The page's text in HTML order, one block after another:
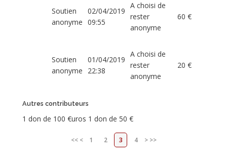
Soutien
anonyme
02/04/2019
09:55
A choisi de
rester
anonyme
60 €
Soutien
anonyme
01/04/2019
22:38
A choisi de
rester
anonyme
20 €
Autres contributeurs
1 don de 100 €uros 1 don de 50 €
<< < 1 2 3 4 > >>